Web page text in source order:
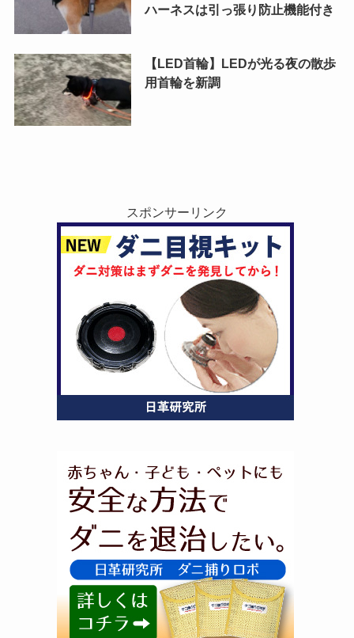
ハーネスは引っ張り防止機能付き
【LED首輪】LEDが光る夜の散歩
用首輪を新調
スポンサーリンク